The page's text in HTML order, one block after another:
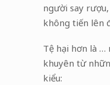
người say
không tiến lên
Tệ hại hơn là …
khuyên từ
kiểu: